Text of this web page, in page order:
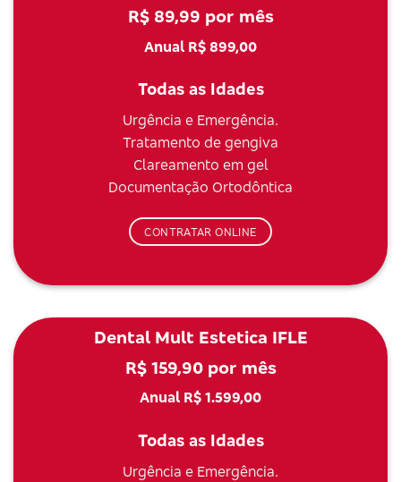
R$ 89,99 por mês
Anual R$ 899,00
Todas as Idades
Urgência e Emergência.
Tratamento de gengiva
Clareamento em gel
Documentação Ortodôntica
CONTRATAR ONLINE
Dental Mult Estetica IFLE
R$ 159,90 por mês
Anual R$ 1.599,00
Todas as Idades
Urgência e Emergência.